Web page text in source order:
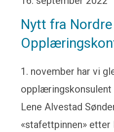
Nytt fra
1. november har vi
opplæringskonsulent
Lene Alvestad
«stafettpinnen» etter